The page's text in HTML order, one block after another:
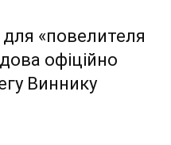
«повелителя
офіційно
Виннику